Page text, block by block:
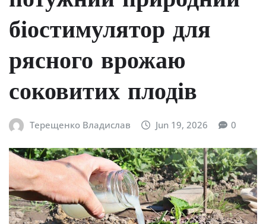
біостимулятор для
рясного врожаю
соковитих плодів
Терещенко Владислав Jun 19, 2026 0